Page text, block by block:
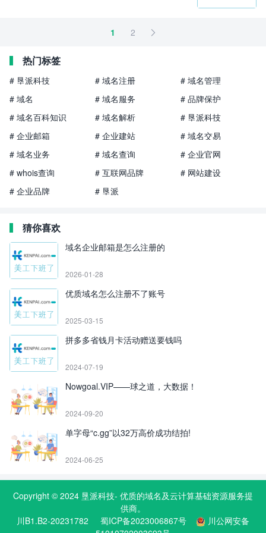
1 2 
热门标签
# 垦派科技 # 域名注册
# 域名管理
# 域名
# 域名服务
# 品牌保护
# 域名百科知识
# 域名解析
# 垦派科技
# 企业邮箱
# 企业建站
# 域名交易
# 域名业务
# 域名查询
# 企业官网
# whois查询
# 互联网品牌
# 网站建设
# 企业品牌
# 垦派
猜你喜欢
域名企业邮箱是怎么注册的
2026-01-28
优质域名怎么注册不了账号
2025-03-15
拼多多省钱月卡活动赠送要钱吗
2024-07-19
Nowgoal.VIP——球之道，大数据！
2024-09-20
单字母“c.gg”以32万高价成功结拍!
2024-06-25
Copyright © 2024 垦派科技- 优质的域名及云计算基础资源服务提
供商。
川B1.B2-20231782
蜀ICP备2023006867号
川公网安备